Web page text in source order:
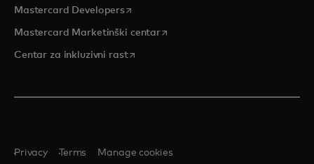
Mastercard Developersopens in a new tab
Mastercard Marketinški centaropens in a new tab
Centar za inkluzivni rastopens in a new tab
Privacy Terms Manage cookies